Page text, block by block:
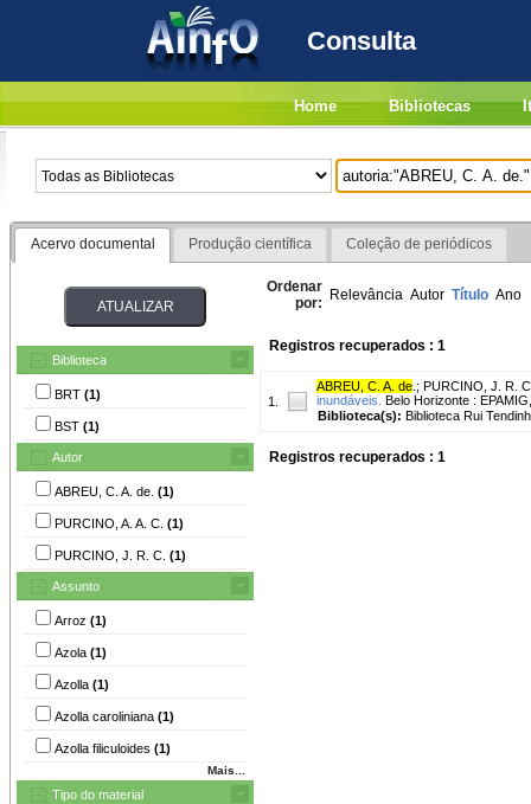
Consulta
Home Bibliotecas
Acervo documental Produção científica Coleção de periódicos
Biblioteca
BRT (1)
BST (1)
Autor
ABREU, C. A. de. (1)
PURCINO, A. A. C. (1)
PURCINO, J. R. C. (1)
Assunto
Arroz (1)
Azola (1)
Azolla (1)
Azolla caroliniana (1)
Azolla filiculoides (1)
Mais...
Tipo do material
Ordenar
por: Relevância Autor Título Ano
Registros recuperados : 1
1.
ABREU, C. A. de ; PURCINO, J. R.
inundáveis. Belo Horizonte :
Biblioteca(s): Biblioteca Rui
Registros recuperados : 1